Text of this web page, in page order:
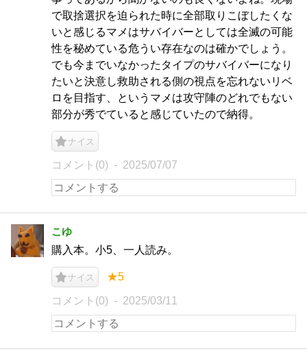
で取捨選択を迫られた時に全部取りこぼしたくな
いと感じるマメはサバイバーとしては全滅の可能
性を秘めている危うい存在なのは確かでしょう。
でも今までいなかったタイプのサバイバーになり
たいと決意し救助される側の視点を忘れないリベ
ロを目指す、というマメは攻守陣のどれでもない
部分が秀でていると感じていたので納得。
ナイス
コメント(0) 2025/07/07
こゆ
購入本。小5、一人読み。
ナイス ★5
コメント(0) 2025/03/11